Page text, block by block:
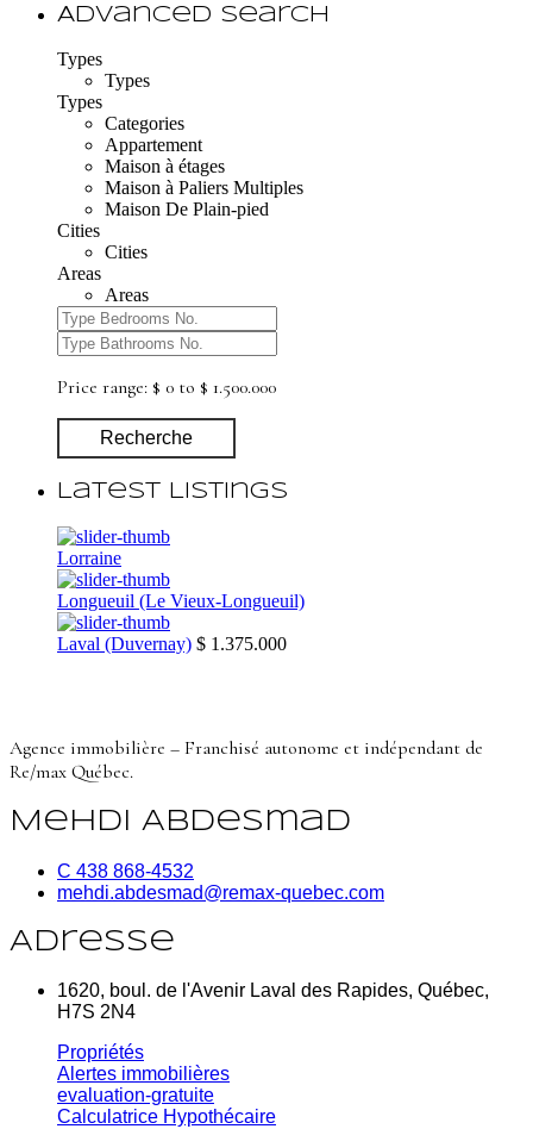
Advanced Search
Types
Types
Types
Categories
Appartement
Maison à étages
Maison à Paliers Multiples
Maison De Plain-pied
Cities
Cities
Areas
Areas
Price range: $ 0 to $ 1.500.000
Recherche
Latest Listings
Lorraine
Longueuil (Le Vieux-Longueuil)
Laval (Duvernay) $ 1.375.000
Agence immobilière – Franchisé autonome et indépendant de
Re/max Québec.
Mehdi Abdesmad
C 438 868-4532
mehdi.abdesmad@remax-quebec.com
Adresse
1620, boul. de l'Avenir Laval des Rapides, Québec,
H7S 2N4
Propriétés
Alertes immobilières
evaluation-gratuite
Calculatrice Hypothécaire